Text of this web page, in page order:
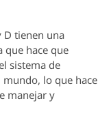
D tienen una
que hace que
sistema de
lo que hace
manejar y